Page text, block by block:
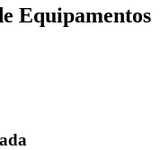
Equipamentos